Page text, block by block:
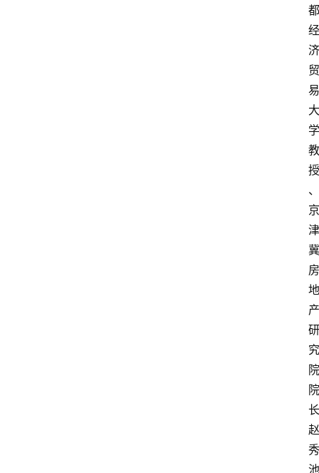
都
经
济
贸
易
大
学
教
授
、
京
津
冀
房
地
产
研
究
院
院
长
赵
秀
池